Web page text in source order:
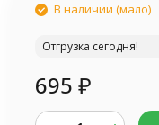
В наличии (мало)
Отгрузка сегодня!
695 ₽